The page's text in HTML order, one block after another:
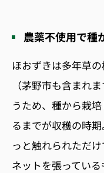
農薬不使用で種
ほおずきは多年草
（茅野市も含まれ
うため、種から栽
るまでが収穫の時
っと触れられただ
ネットを張ってい